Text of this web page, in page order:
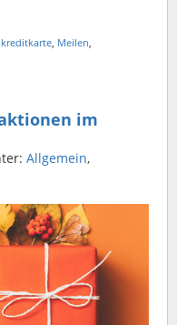
kreditkarte Meilen
im
Allgemein,